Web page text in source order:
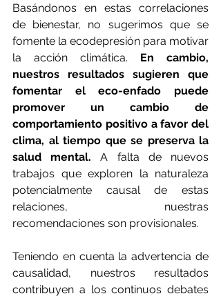
Basándonos en estas correlaciones
de bienestar, no sugerimos que se
fomente la ecodepresión para motivar
la acción climática. En cambio,
nuestros resultados sugieren que
fomentar el eco-enfado puede
promover un cambio de
comportamiento positivo a favor del
clima, al tiempo que se preserva la
salud mental. A falta de nuevos
trabajos que exploren la naturaleza
potencialmente causal de estas
relaciones, nuestras
recomendaciones son provisionales.
Teniendo en cuenta la advertencia de
causalidad, nuestros resultados
contribuyen a los continuos debates